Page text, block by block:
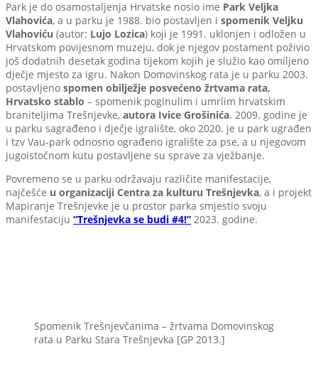
Park je do osamostaljenja Hrvatske nosio ime Park Veljka
Vlahovića, a u parku je 1988. bio postavljen i spomenik Veljku
Vlahoviću (autor: Lujo Lozica) koji je 1991. uklonjen i odložen u
Hrvatskom povijesnom muzeju, dok je njegov postament poživio
još dodatnih desetak godina tijekom kojih je služio kao omiljeno
dječje mjesto za igru. Nakon Domovinskog rata je u parku 2003.
postavljeno spomen obilježje posvećeno žrtvama rata,
Hrvatsko stablo – spomenik poginulim i umrlim hrvatskim
braniteljima Trešnjevke, autora Ivice Grošinića. 2009. godine je
u parku sagrađeno i dječje igralište, oko 2020. je u park ugrađen
i tzv Vau-park odnosno ograđeno igralište za pse, a u njegovom
jugoistočnom kutu postavljene su sprave za vježbanje.
Povremeno se u parku održavaju različite manifestacije,
najčešće u organizaciji Centra za kulturu Trešnjevka, a i projekt
Mapiranje Trešnjevke je u prostor parka smjestio svoju
manifestaciju “Trešnjevka se budi #4!” 2023. godine.
Spomenik Trešnjevčanima – žrtvama Domovinskog
rata u Parku Stara Trešnjevka [GP 2013.]